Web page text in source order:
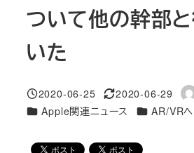
ついて他の幹部
いた
投稿日
2020-06-25
更新日
2020-06-29
著
者
カテゴリー
Apple関連ニュース カテゴリー
AR/VRヘ